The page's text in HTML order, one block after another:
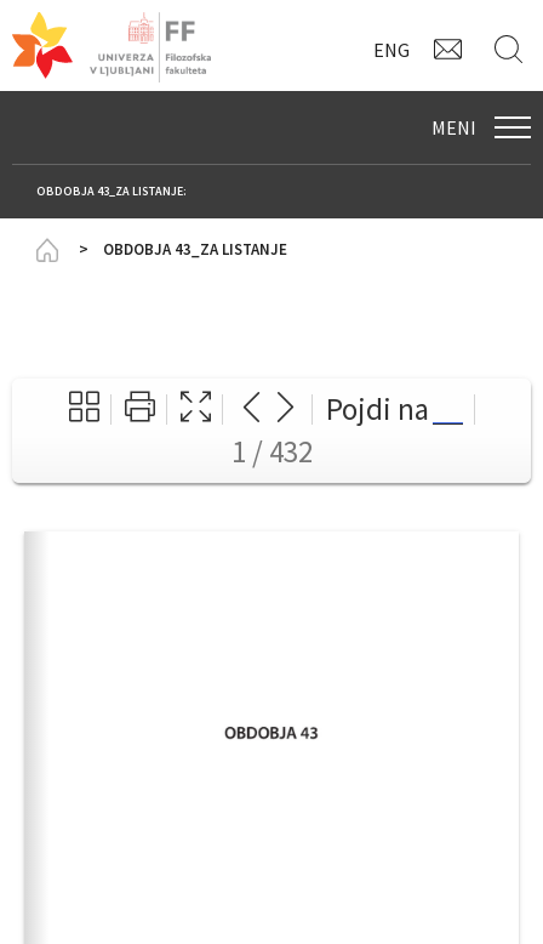
ENG
MENI
OBDOBJA 43_ZA LISTANJE:
HomepageOBDOBJA 43_ZA LISTANJE
Pojdi na
1 / 432